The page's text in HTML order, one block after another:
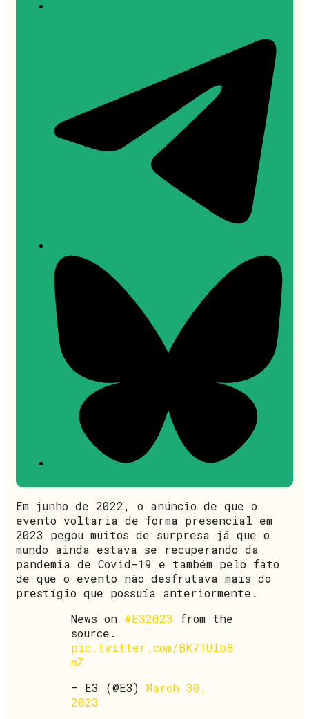
Em junho de 2022, o anúncio de que o
evento voltaria de forma presencial em
2023 pegou muitos de surpresa já que o
mundo ainda estava se recuperando da
pandemia de Covid-19 e também pelo fato
de que o evento não desfrutava mais do
prestígio que possuía anteriormente.
News on #E32023 from the
source.
pic.twitter.com/BK7TUlb8
mZ
— E3 (@E3) March 30,
2023